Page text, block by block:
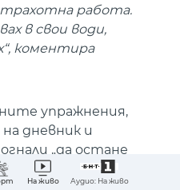
работа.
в свои води,
коментира
упражнения,
дневник и
„да остане
На живо Аудио: На живо